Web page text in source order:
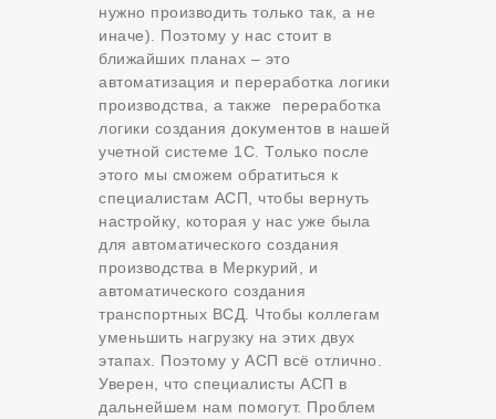
нужно производить только так, а не
иначе). Поэтому у нас стоит в
ближайших планах – это
автоматизация и переработка логики
производства, а также переработка
логики создания документов в нашей
учетной системе 1С. Только после
этого мы сможем обратиться к
специалистам АСП, чтобы вернуть
настройку, которая у нас уже была
для автоматического создания
производства в Меркурий, и
автоматического создания
транспортных ВСД. Чтобы коллегам
уменьшить нагрузку на этих двух
этапах. Поэтому у АСП всё отлично.
Уверен, что специалисты АСП в
дальнейшем нам помогут. Проблем